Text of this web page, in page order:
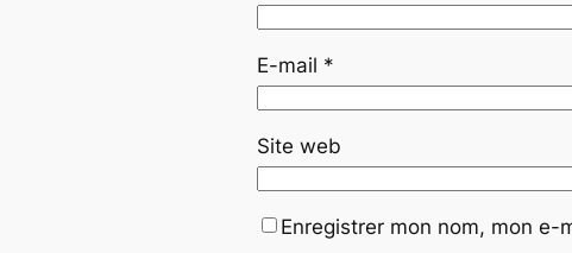
E-mail *
Site web
Enregistrer mon nom, mon